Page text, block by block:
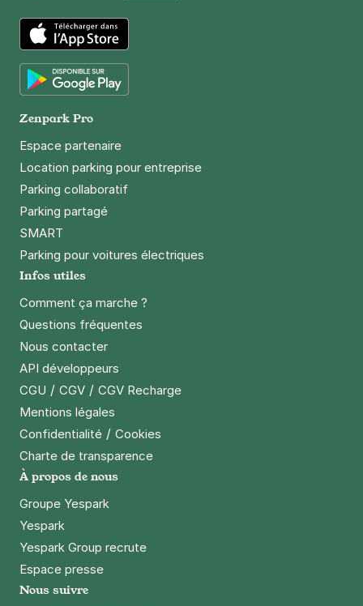
App Store
Zenpark Pro
Espace partenaire
Location parking pour entreprise
Parking collaboratif
Parking partagé
SMART
Parking pour voitures électriques
Infos utiles
Comment ça marche ?
Questions fréquentes
Nous contacter
API développeurs
CGU / CGV / CGV Recharge
Mentions légales
Confidentialité / Cookies
Charte de transparence
À propos de nous
Groupe Yespark
Yespark
Yespark Group recrute
Espace presse
Nous suivre